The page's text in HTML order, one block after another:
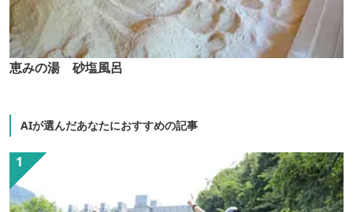
恵みの湯 砂塩風呂
AIが選んだあなたにおすすめの記事